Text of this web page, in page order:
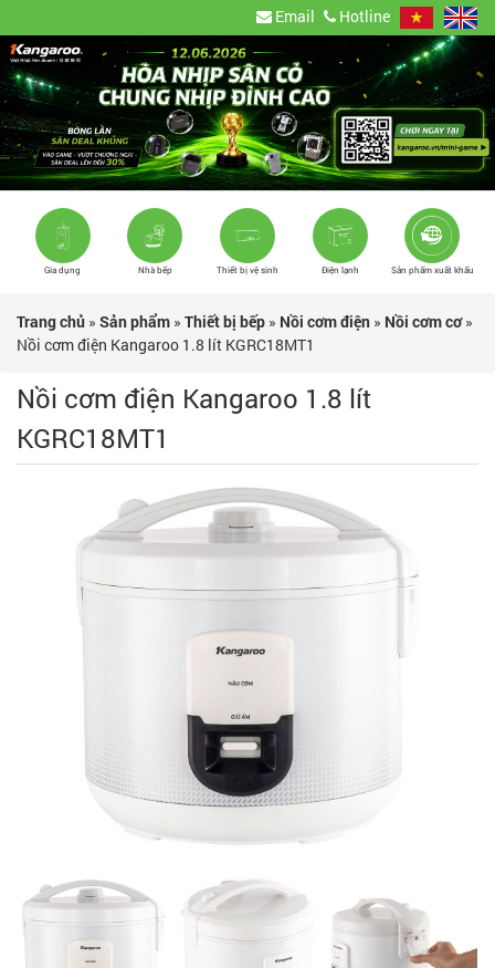
Email Hotline
Gia dụng Nhà bếp Thiết bị vệ sinh Điện lạnh Sản phẩm xuất khẩu
Trang chủ » Sản phẩm » Thiết bị bếp » Nồi cơm điện » Nồi cơm cơ»
Nồi cơm điện Kangaroo 1.8 lít KGRC18MT1
Nồi cơm điện Kangaroo 1.8 lít
KGRC18MT1